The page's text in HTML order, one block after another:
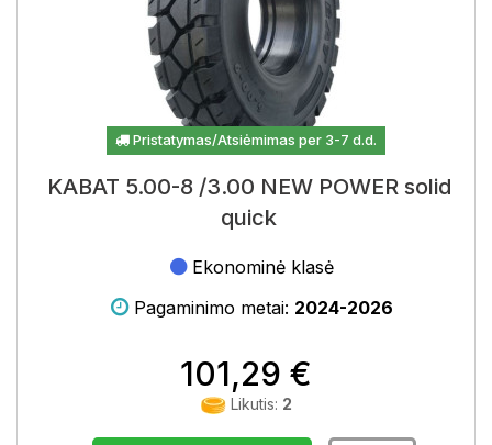
Pristatymas/Atsiėmimas per 3-7 d.d.
KABAT 5.00-8 /3.00 NEW POWER solid
quick
Ekonominė klasė
Pagaminimo metai: 2024-2026
101,29 €
Likutis: 2